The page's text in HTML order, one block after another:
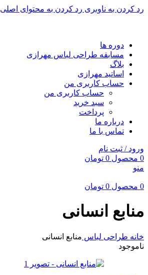
رد کردن به ناوبری رد کردن به محتوای اصلی
دوره ها
مسابقه طراحی لباس مهرازی
بلاگ
اساتید مهرازی
حساب کاربری من
حساب کاربری من
سبد خرید
پرداخت
درباره ما
تماس با ما
ورود / ثبت نام
0 محصول 0 تومان
منو
0 محصول 0 تومان
منابع انسانی
خانه طراحی لباس منابع انسانی
ناموجود